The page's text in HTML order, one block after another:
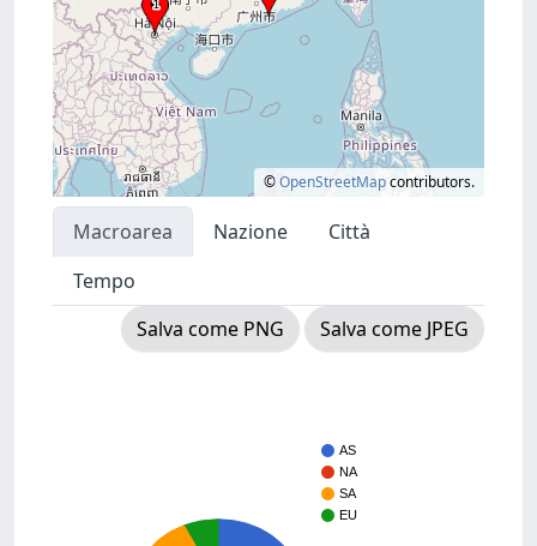
©OpenStreetMapcontributors.
Macroarea Nazione
Città
Tempo
Salva come PNG
Salva come JPEG
AS
NA
SA
EU